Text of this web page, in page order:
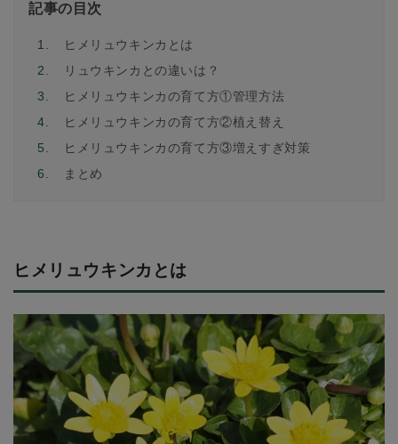
記事の目次
1.
ヒメリュウキンカとは
2.
リュウキンカとの違いは？
3.
ヒメリュウキンカの育て方①管理方法
4.
ヒメリュウキンカの育て方②植え替え
5.
ヒメリュウキンカの育て方③増えすぎ対策
6.
まとめ
ヒメリュウキンカとは